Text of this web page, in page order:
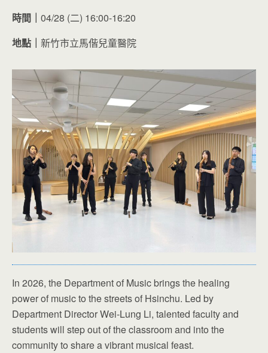
時間｜ 04/28 (二) 16:00-16:20
地點｜ 新竹市立馬偕兒童醫院
In 2026, the Department of Music brings the healing
power of music to the streets of Hsinchu. Led by
Department Director Wei-Lung Li, talented faculty and
students will step out of the classroom and into the
community to share a vibrant musical feast.